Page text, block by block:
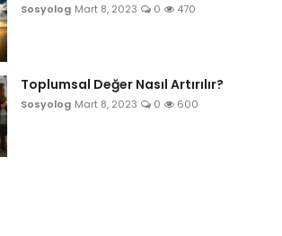
Sosyolog Mart 8, 2023 0 470
Toplumsal Değer Nasıl Artırılır?
Sosyolog Mart 8, 2023 0 600